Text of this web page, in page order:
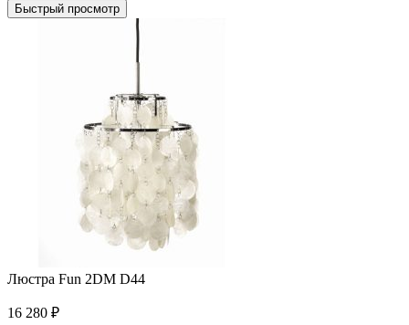
Быстрый просмотр
Люстра Fun 2DM D44
16 280 ₽